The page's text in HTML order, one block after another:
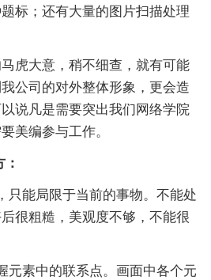
标；还有大量的图片扫描处理
虎大意，稍不细查，就有可能
公司的对外整体形象，更会造
说凡是需要突出我们网络学院
美编参与工作。
只能局限于当前的事物。不能处
很粗糙，美观度不够，不能很
元素中的联系点。画面中各个元